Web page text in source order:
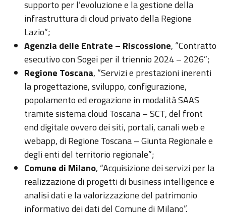
supporto per l’evoluzione e la gestione della
infrastruttura di cloud privato della Regione
Lazio”;
Agenzia delle Entrate – Riscossione, “Contratto
esecutivo con Sogei per il triennio 2024 – 2026”;
Regione Toscana, “Servizi e prestazioni inerenti
la progettazione, sviluppo, configurazione,
popolamento ed erogazione in modalità SAAS
tramite sistema cloud Toscana – SCT, del front
end digitale ovvero dei siti, portali, canali web e
webapp, di Regione Toscana – Giunta Regionale e
degli enti del territorio regionale”;
Comune di Milano, “Acquisizione dei servizi per la
realizzazione di progetti di business intelligence e
analisi dati e la valorizzazione del patrimonio
informativo dei dati del Comune di Milano”.